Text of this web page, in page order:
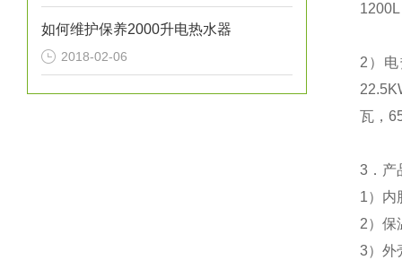
如何维护保养2000升电热水器
2018-02-06
1200L
2 ）
瓦，
3 ．
1） 内
2） 保
3）外